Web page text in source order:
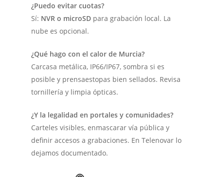
¿Puedo evitar cuotas?
Sí: NVR o microSD para grabación local. La
nube es opcional.
¿Qué hago con el calor de Murcia?
Carcasa metálica, IP66/IP67, sombra si es
posible y prensaestopas bien sellados. Revisa
tornillería y limpia ópticas.
¿Y la legalidad en portales y comunidades?
Carteles visibles, enmascarar vía pública y
definir accesos a grabaciones. En Telenovar lo
dejamos documentado.